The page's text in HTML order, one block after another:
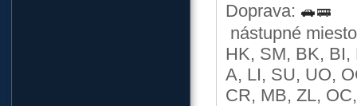
Doprava:
nástupné
HK, SM, BK, BI,
A, LI, SU, UO,
CR, MB, ZL,